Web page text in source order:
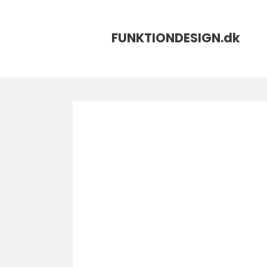
FUNKTIONDESIGN.dk